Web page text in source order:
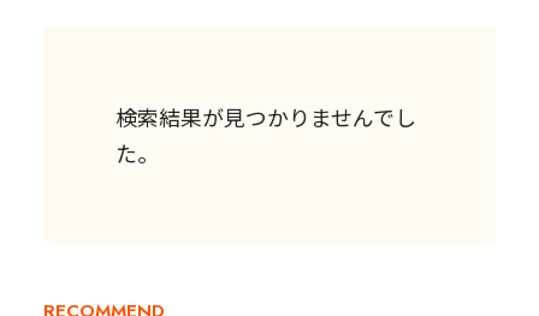
検索結果が見つかりませんでし
た。
RECOMMEND